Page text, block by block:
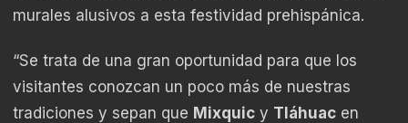
murales alusivos a esta festividad prehispánica.
“Se trata de una gran oportunidad para que los
visitantes conozcan un poco más de nuestras
tradiciones y sepan que Mixquic y Tláhuac en